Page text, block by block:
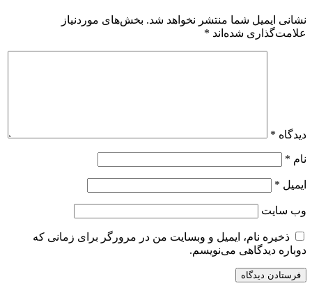
نشانی ایمیل شما منتشر نخواهد شد. بخش‌های موردنیاز
علامت‌گذاری شده‌اند *
دیدگاه *
نام *
ایمیل *
وب‌ سایت
ذخیره نام، ایمیل و وبسایت من در مرورگر برای زمانی که
دوباره دیدگاهی می‌نویسم.